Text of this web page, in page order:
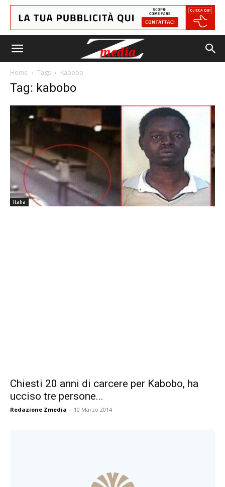
Home Tags Kabobo
Tag: kabobo
Italia
Chiesti 20 anni di carcere per Kabobo, ha
ucciso tre persone...
Redazione Zmedia - 10 Marzo 2014